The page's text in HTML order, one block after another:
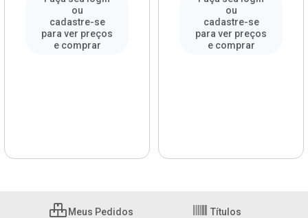
ou
cadastre-se
para ver preços
e comprar
ou
cadastre-se
para ver preços
e comprar
Meus Pedidos Títulos